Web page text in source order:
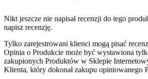
Nikt jeszcze nie napisał recenzji do tego
napisz recenzję.
Tylko zarejestrowani klienci mogą pisać
Opinia o Produkcie może być wystawiona
zakupionych Produktów w Sklepie
Klienta, który dokonał zakupu opiniowanego